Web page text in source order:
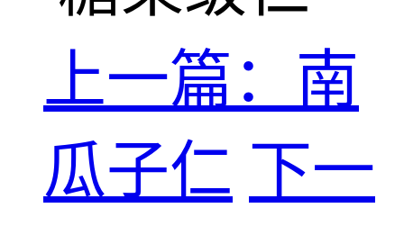
上一篇：南
瓜子仁 下一